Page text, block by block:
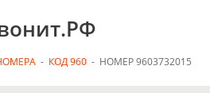
- КОД 960 - НОМЕР 9603732015